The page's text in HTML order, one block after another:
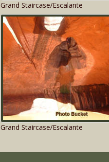
Grand Staircase/Escalante
Grand Staircase/Escalante